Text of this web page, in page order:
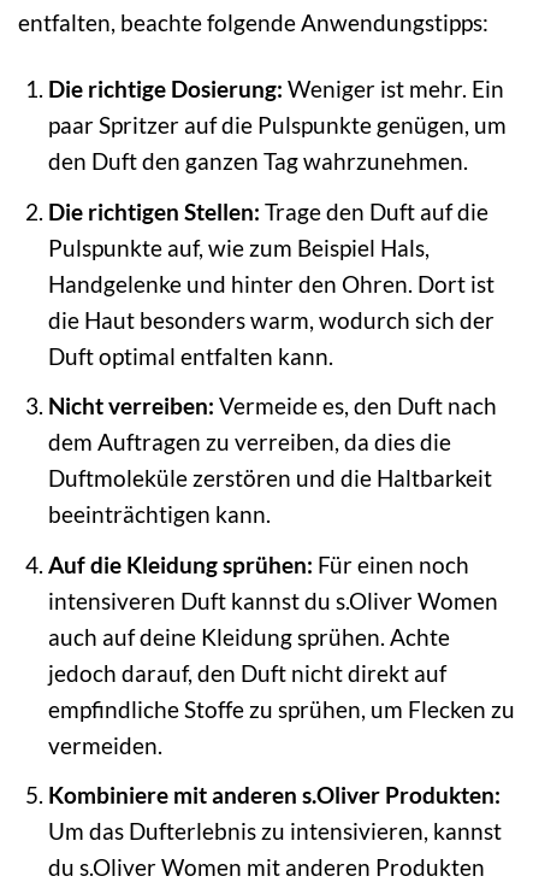
entfalten, beachte folgende Anwendungstipps:
Die richtige Dosierung: Weniger ist mehr. Ein
paar Spritzer auf die Pulspunkte genügen, um
den Duft den ganzen Tag wahrzunehmen.
Die richtigen Stellen: Trage den Duft auf die
Pulspunkte auf, wie zum Beispiel Hals,
Handgelenke und hinter den Ohren. Dort ist
die Haut besonders warm, wodurch sich der
Duft optimal entfalten kann.
Nicht verreiben: Vermeide es, den Duft nach
dem Auftragen zu verreiben, da dies die
Duftmoleküle zerstören und die Haltbarkeit
beeinträchtigen kann.
Auf die Kleidung sprühen: Für einen noch
intensiveren Duft kannst du s.Oliver Women
auch auf deine Kleidung sprühen. Achte
jedoch darauf, den Duft nicht direkt auf
empfindliche Stoffe zu sprühen, um Flecken zu
vermeiden.
Kombiniere mit anderen s.Oliver Produkten:
Um das Dufterlebnis zu intensivieren, kannst
du s.Oliver Women mit anderen Produkten